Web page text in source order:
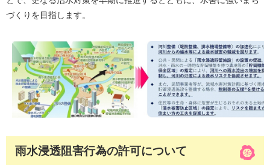
づくりを目指します。
雨水浸透阻害行為の許可について